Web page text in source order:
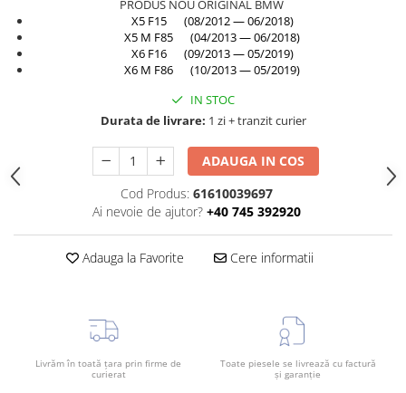
Scut motor
Spălător far
Suport radiator
Traversa
Usa spate
PRODUS NOU ORIGINAL BMW
X5 F15 (08/2012 — 06/2018)
X5 M F85 (04/2013 — 06/2018)
X6 F16 (09/2013 — 05/2019)
X6 M F86 (10/2013 — 05/2019)
IN STOC
Durata de livrare: 1 zi + tranzit curier
ADAUGA IN COS
Cod Produs: 61610039697
Ai nevoie de ajutor? +40 745 392920
Adauga la Favorite Cere informatii
Livrăm în toată țara prin firme de
curierat
Toate piesele se livrează cu factură
și garanție